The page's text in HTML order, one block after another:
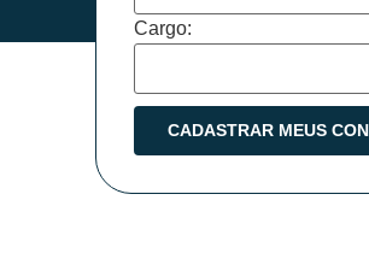
Cargo: